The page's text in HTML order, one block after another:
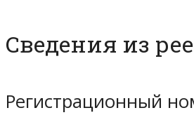
Сведения из
Регистрационный